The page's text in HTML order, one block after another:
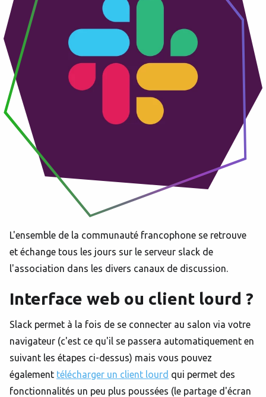
L'ensemble de la communauté francophone se retrouve
et échange tous les jours sur le serveur slack de
l'association dans les divers canaux de discussion.
Interface web ou client lourd ?
Slack permet à la fois de se connecter au salon via votre
navigateur (c'est ce qu'il se passera automatiquement en
suivant les étapes ci-dessus) mais vous pouvez
également télécharger un client lourd qui permet des
fonctionnalités un peu plus poussées (le partage d'écran